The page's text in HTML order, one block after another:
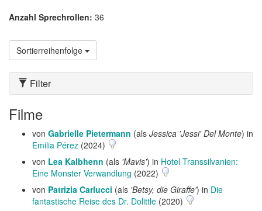
Anzahl Sprechrollen: 36
Sortierreihenfolge
Filter
Filme
von Gabrielle Pietermann (als Jessica 'Jessi' Del Monte) in
Emilia Pérez (2024)
von Lea Kalbhenn (als 'Mavis') in Hotel Transsilvanien:
Eine Monster Verwandlung (2022)
von Patrizia Carlucci (als 'Betsy, die Giraffe') in Die
fantastische Reise des Dr. Dolittle (2020)